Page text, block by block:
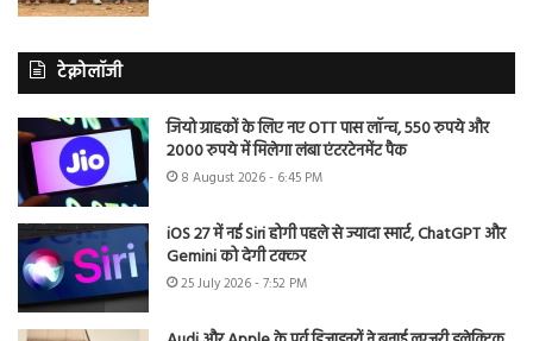
टेक्नोलॉजी
जियो ग्राहकों के लिए नए OTT पास लॉन्च, 550 रुपये और
2000 रुपये में मिलेगा लंबा एंटरटेनमेंट पैक
8 August 2026 - 6:45 PM
iOS 27 में नई Siri होगी पहले से ज्यादा स्मार्ट, ChatGPT और
Gemini को देगी टक्कर
25 July 2026 - 7:52 PM